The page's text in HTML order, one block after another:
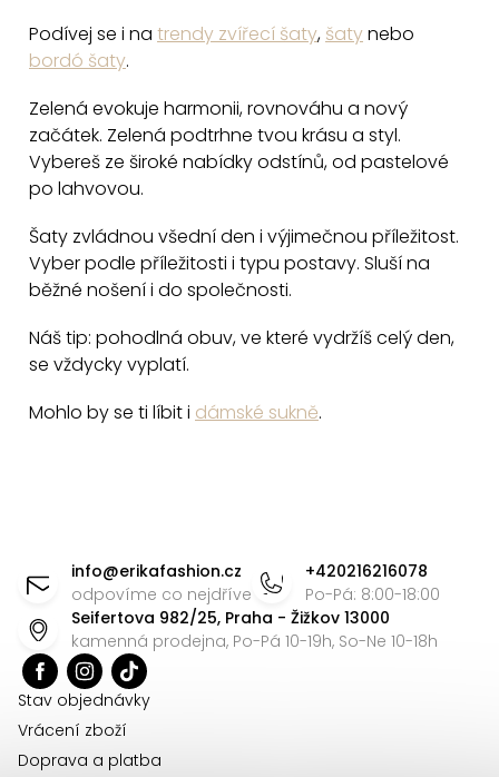
y
p
i
s
Podívej se i na trendy zvířecí šaty, šatynebo
bordó šaty.
Zelená evokuje harmonii, rovnováhu a nový
začátek. Zelená podtrhne tvou krásu a styl.
Vybereš ze široké nabídky odstínů, od pastelové
po lahvovou.
Šaty zvládnou všední den i výjimečnou příležitost.
Vyber podle příležitosti i typu postavy. Sluší na
běžné nošení i do společnosti.
Náš tip: pohodlná obuv, ve které vydržíš celý den,
se vždycky vyplatí.
Mohlo by se ti líbit i dámské sukně.
info@erikafashion.cz
odpovíme co nejdříve
+420216216078
Po-Pá: 8:00-18:00
Seifertova 982/25, Praha - Žižkov 13000
kamenná prodejna, Po-Pá 10-19h, So-Ne 10-18h
Stav objednávky
Vrácení zboží
Doprava a platba